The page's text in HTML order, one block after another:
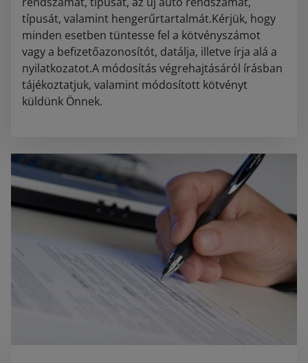
típusát, valamint hengerűrtartalmát.Kérjük, hogy
minden esetben tüntesse fel a kötvényszámot
vagy a befizetőazonosítót, datálja, illetve írja alá a
nyilatkozatot.A módosítás végrehajtásáról írásban
tájékoztatjuk, valamint módosított kötvényt
küldünk Önnek.